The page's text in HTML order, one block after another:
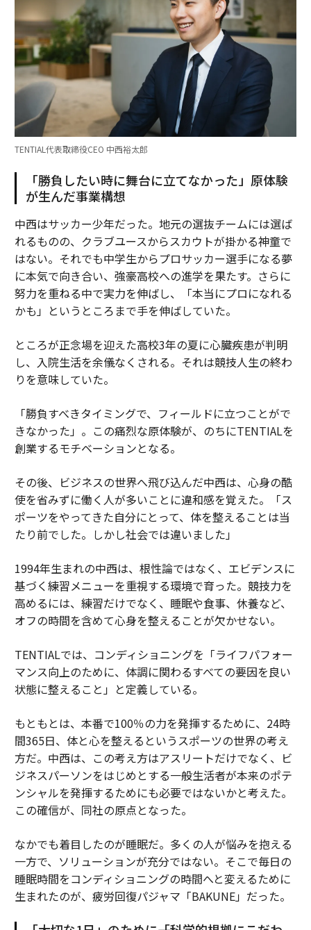
TENTIAL代表取締役CEO 中西裕太郎
「勝負したい時に舞台に立てなかった」原体験
が生んだ事業構想
中西はサッカー少年だった。地元の選抜チームには選ば
れるものの、クラブユースからスカウトが掛かる神童で
はない。それでも中学生からプロサッカー選手になる夢
に本気で向き合い、強豪高校への進学を果たす。さらに
努力を重ねる中で実力を伸ばし、「本当にプロになれる
かも」というところまで手を伸ばしていた。
ところが正念場を迎えた高校3年の夏に心臓疾患が判明
し、入院生活を余儀なくされる。それは競技人生の終わ
りを意味していた。
「勝負すべきタイミングで、フィールドに立つことがで
きなかった」。この痛烈な原体験が、のちにTENTIALを
創業するモチベーションとなる。
その後、ビジネスの世界へ飛び込んだ中西は、心身の酷
使を省みずに働く人が多いことに違和感を覚えた。「ス
ポーツをやってきた自分にとって、体を整えることは当
たり前でした。しかし社会では違いました」
1994年生まれの中西は、根性論ではなく、エビデンスに
基づく練習メニューを重視する環境で育った。競技力を
高めるには、練習だけでなく、睡眠や食事、休養など、
オフの時間を含めて心身を整えることが欠かせない。
TENTIALでは、コンディショニングを「ライフパフォー
マンス向上のために、体調に関わるすべての要因を良い
状態に整えること」と定義している。
もともとは、本番で100％の力を発揮するために、24時
間365日、体と心を整えるというスポーツの世界の考え
方だ。中西は、この考え方はアスリートだけでなく、ビ
ジネスパーソンをはじめとする一般生活者が本来のポテ
ンシャルを発揮するためにも必要ではないかと考えた。
この確信が、同社の原点となった。
なかでも着目したのが睡眠だ。多くの人が悩みを抱える
一方で、ソリューションが充分ではない。そこで毎日の
睡眠時間をコンディショニングの時間へと変えるために
生まれたのが、疲労回復パジャマ「BAKUNE」だった。